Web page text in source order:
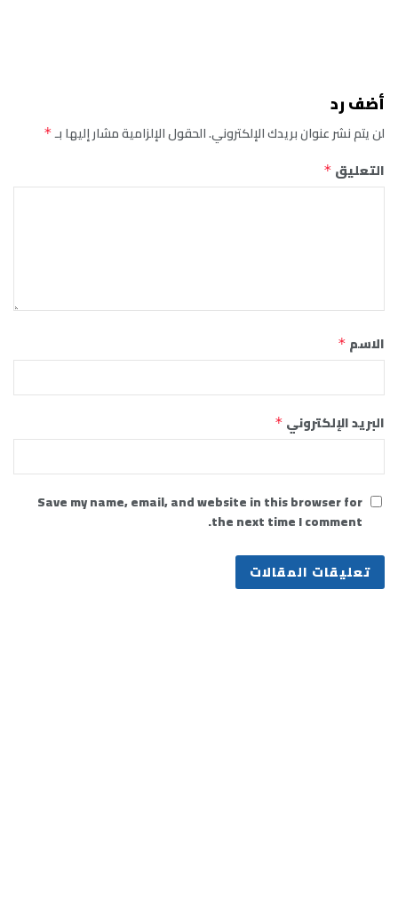
أضف رد
لن يتم نشر عنوان بريدك الإلكتروني.الحقول الإلزامية مشار إليها بـ*
التعليق *
الاسم *
البريد الإلكتروني *
Save my name, email, and website in this browser for
the next time I comment.